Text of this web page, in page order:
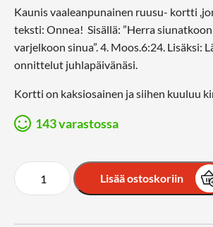
Kaunis vaaleanpunainen ruusu- kortti
teksti: Onnea! Sisällä: ”Herra
varjelkoon sinua”. 4. Moos.6:24. Lisäksi:
onnittelut juhlapäivänäsi.
Kortti on kaksiosainen ja siihen kuuluu
143 varastossa
Lisää ostoskoriin